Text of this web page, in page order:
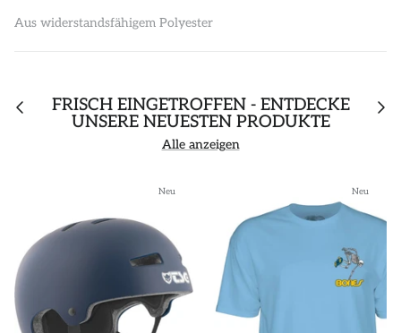
Aus widerstandsfähigem Polyester
FRISCH EINGETROFFEN - ENTDECKE
UNSERE NEUESTEN PRODUKTE
Alle anzeigen
Neu Neu